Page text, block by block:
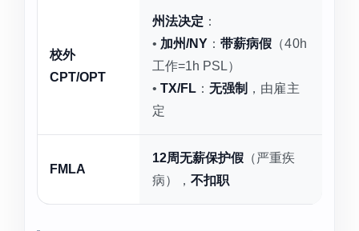
校外
CPT/OPT
州法决定 ：
• 加州/NY ：带薪病假 （40h
工作=1h PSL）
•TX/FL ：无强制 ，由雇主
定
FMLA
12周无薪保护假 （严重疾
病），不扣职